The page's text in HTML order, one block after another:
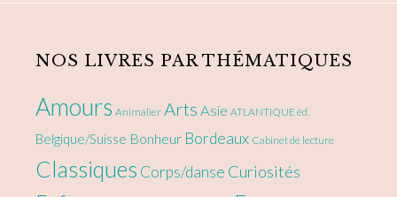
NOS LIVRES PAR THÉMATIQUES
Amours Animalier Arts Asie ATLANTIQUE éd.
Belgique/Suisse Bonheur Bordeaux Cabinet de lecture
Classiques Corps/danse Curiosités